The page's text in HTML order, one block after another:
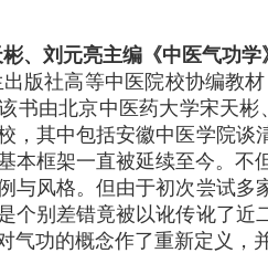
、刘元亮主编《中医气功学
出版社高等中医院校协编教
书由北京中医药大学宋天
，其中包括安徽中医学院
本框架一直被延续至今。不
与风格。但由于初次尝试
个别差错竟被以讹传讹了近
气功的概念作了重新定义